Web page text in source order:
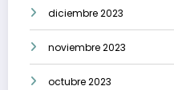
diciembre 2023
noviembre 2023
octubre 2023